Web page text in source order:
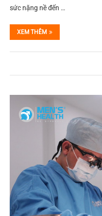
sức nặng nề đến …
XEM THÊM